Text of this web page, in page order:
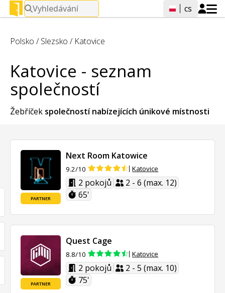
Vyhledávání cs
Polsko /Slezsko / Katovice
Katovice - seznam
společností
Žebříček společností nabízejících únikové místnosti
PARTNER
Next Room Katowice
9.2/10 Katovice
2 pokojů
2 - 6 (max. 12)
65'
PARTNER
Quest Cage
8.8/10 Katovice
2 pokojů
2 - 5 (max. 10)
75'